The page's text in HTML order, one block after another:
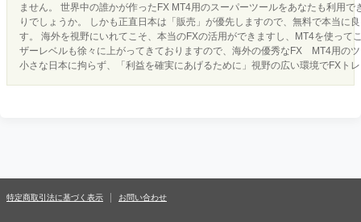
ません。 世界中の誰かが作ったFX MT4用のスーパーツールをあなたも利用
りでしょうか。 しかも正直日本は「販売」が優先しますので、無料で本当に
す。 海外を視野にいれてこそ、本当のFXの活用ができますし、MT4を使って
ザーレベルも徐々に上がってきておりますので、海外の優秀なFX MT4用の
小さな日本に拘らず、「利益を確実にあげるために」視野の広い環境でFXト
特定商取引法に基づく表示 お問い合わせ